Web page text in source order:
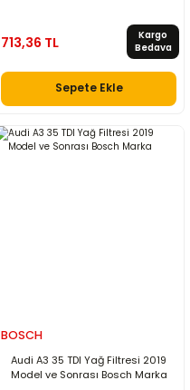
713,36 TL
Kargo
Bedava
Sepete Ekle
BOSCH
Audi A3 35 TDI Yağ Filtresi 2019
Model ve Sonrası Bosch Marka